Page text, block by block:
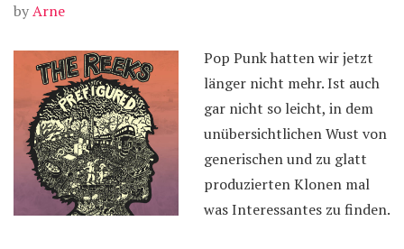
byArne
Pop Punk hatten wir jetzt
länger nicht mehr. Ist auch
gar nicht so leicht, in dem
unübersichtlichen Wust von
generischen und zu glatt
produzierten Klonen mal
was Interessantes zu finden.